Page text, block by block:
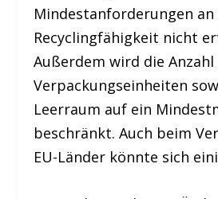
Mindestanforderungen an
Recyclingfähigkeit nicht
Außerdem wird die
Verpackungseinheiten
Leerraum auf ein
beschränkt. Auch beim
EU-Länder könnte sich